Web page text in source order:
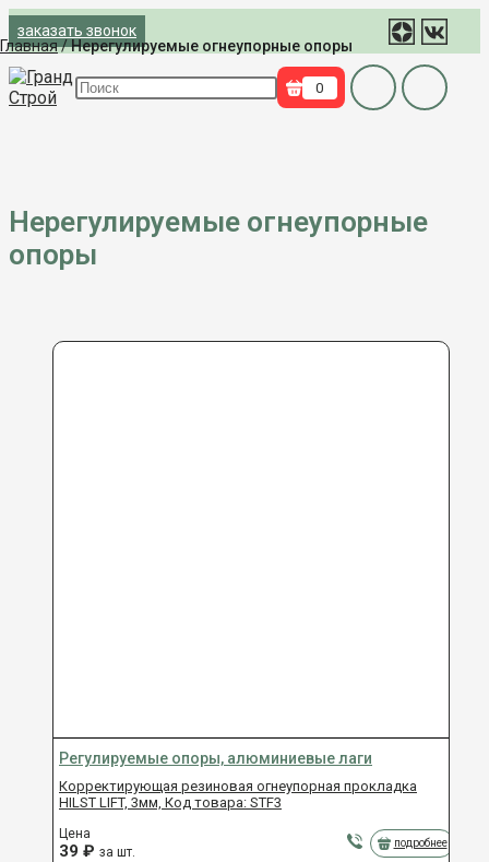
Перейти
к
содержимому
заказать звонок
0
Поиск
на
Главная/Нерегулируемые огнеупорные опоры
Нерегулируемые огнеупорные
опоры
Регулируемые опоры, алюминиевые лаги
Корректирующая резиновая огнеупорная прокладка
HILST LIFT, 3мм, Код товара: STF3
Цена
39 ₽ за шт.
подробнее